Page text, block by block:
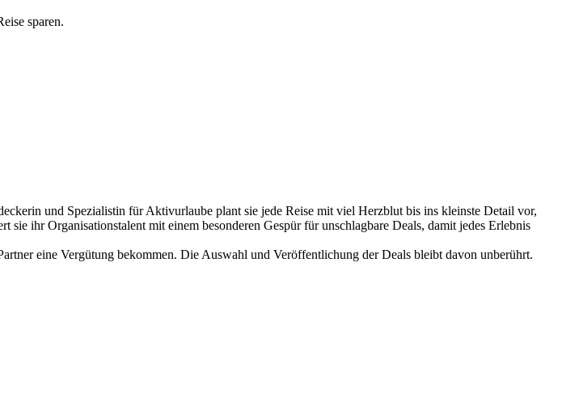
sparen.
und Spezialistin für Aktivurlaube plant sie jede Reise mit viel Herzblut bis ins kleinste Detail vor,
ihr Organisationstalent mit einem besonderen Gespür für unschlagbare Deals, damit jedes Erlebnis
eine Vergütung bekommen. Die Auswahl und Veröffentlichung der Deals bleibt davon unberührt.